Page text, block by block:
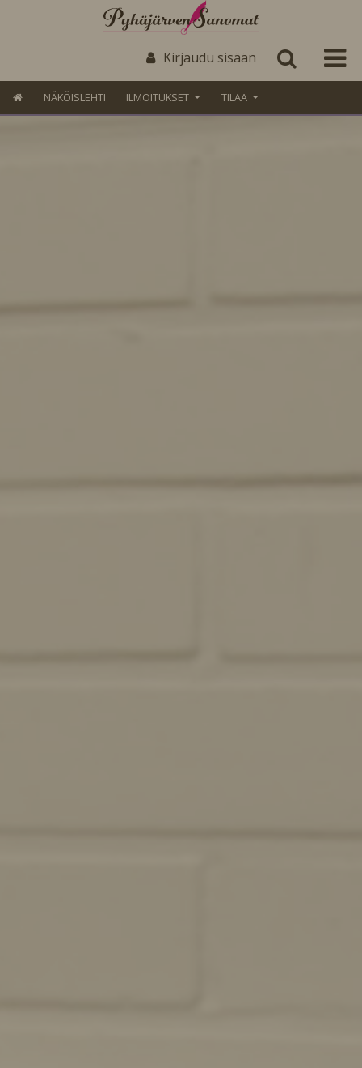
Kirjaudu sisään
NÄKÖISLEHTI ILMOITUKSET TILAA